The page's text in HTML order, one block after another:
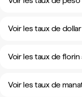
Voir les taux de
Voir les taux de
Voir les taux de